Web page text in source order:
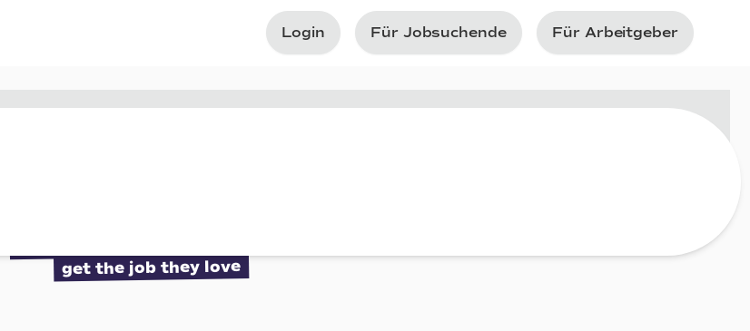
Login Für Jobsuchende Für Arbeitgeber
get the job they love